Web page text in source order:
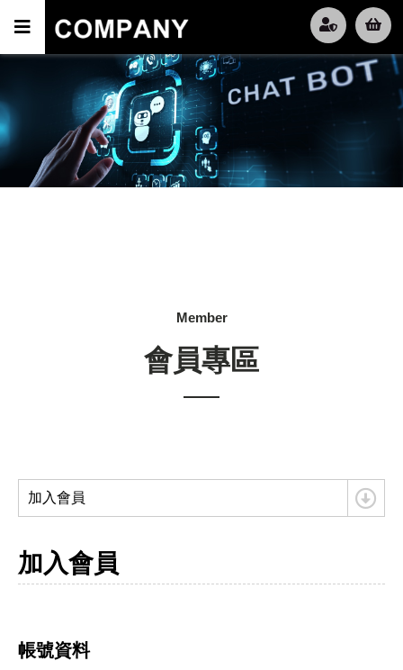
Member
會員專區
加入會員
加入會員
帳號資料